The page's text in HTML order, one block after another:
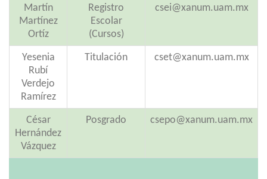
Martín
Martínez
Ortíz
Registro
Escolar
(Cursos)
csei@xanum.uam.mx
Yesenia
Rubí
Verdejo
Ramírez
Titulación cset@xanum.uam.mx
César
Hernández
Vázquez
Posgrado csepo@xanum.uam.mx